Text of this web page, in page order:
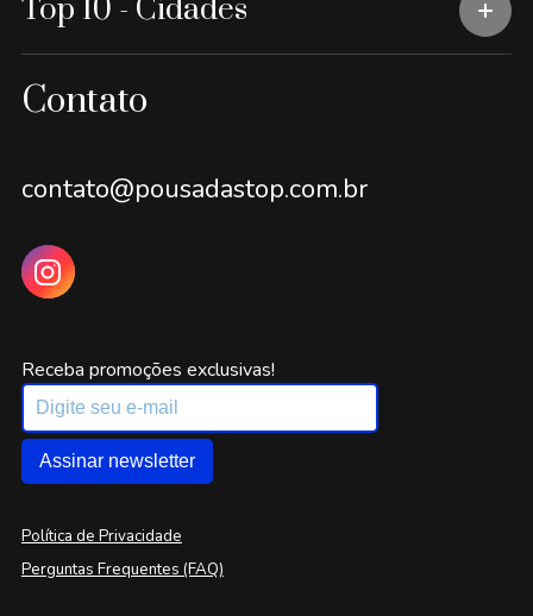
Top 10 - Cidades
Contato
contato@pousadastop.com.br
Receba promoções exclusivas!
Assinar newsletter
Política de Privacidade
Perguntas Frequentes (FAQ)